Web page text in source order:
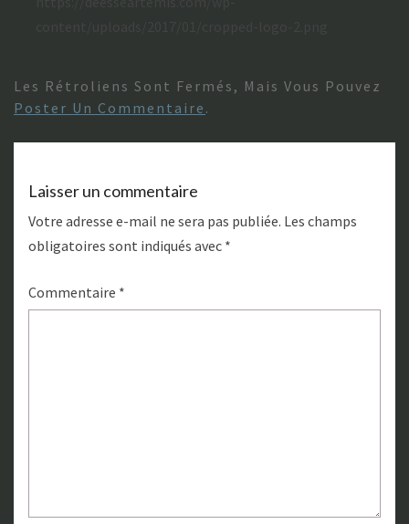
Les Rétroliens Sont Fermés, Mais Vous Pouvez
Poster Un Commentaire .
Laisser un commentaire
Votre adresse e-mail ne sera pas publiée. Les champs
obligatoires sont indiqués avec *
Commentaire *